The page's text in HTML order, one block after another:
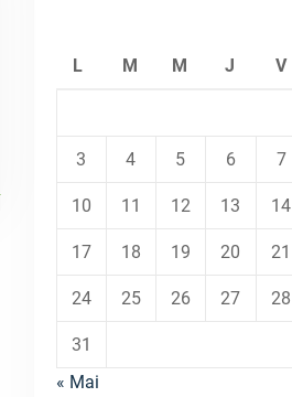
L M M J V
3 4 5 6 7
10 11 12 13 14
17 18 19 20 21
24 25 26 27 28
31
« Mai